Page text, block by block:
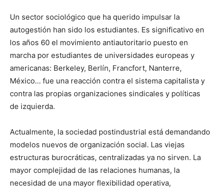
Un sector sociológico que ha querido impulsar la
autogestión han sido los estudiantes. Es significativo en
los años 60 el movimiento antiautoritario puesto en
marcha por estudiantes de universidades europeas y
americanas: Berkeley, Berlín, Francfort, Nanterre,
México… fue una reacción contra el sistema capitalista y
contra las propias organizaciones sindicales y políticas
de izquierda.
Actualmente, la sociedad postindustrial está demandando
modelos nuevos de organización social. Las viejas
estructuras burocráticas, centralizadas ya no sirven. La
mayor complejidad de las relaciones humanas, la
necesidad de una mayor flexibilidad operativa,